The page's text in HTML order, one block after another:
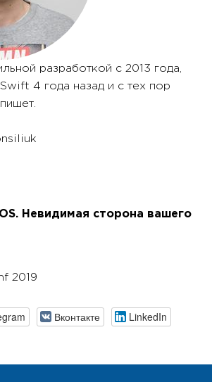
разработкой с 2013 года,
4 года назад и с тех пор
Невидимая сторона вашего
2019
Вконтакте LinkedIn